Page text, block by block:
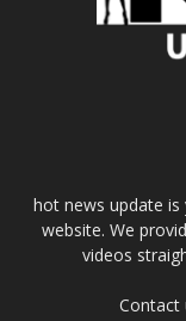
hot news update
website. We
videos
Contact